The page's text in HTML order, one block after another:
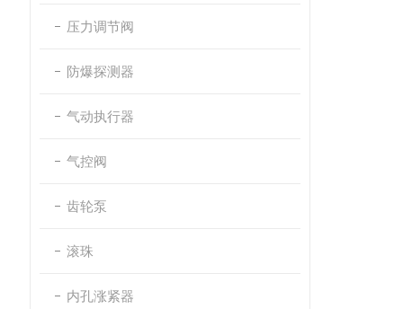
压力调节阀
防爆探测器
气动执行器
气控阀
齿轮泵
滚珠
内孔涨紧器